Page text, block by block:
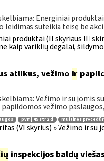
Energiniai
suteikia teisę be
produktai (II skyriaus III
kaip variklių degalai, šildymo
atlikus, vežimo ir
Vežimo ir su jomis
vežimo
pvmį 45 str 2 d muitinės
(VI skyrius) » Vežimo ir
inspekcijos baldų